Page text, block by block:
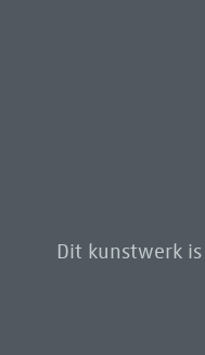
Dit kunstwerk